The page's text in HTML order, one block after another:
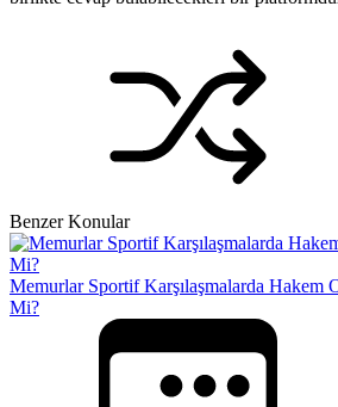
Benzer Konular
Memurlar Sportif Karşılaşmalarda Hakem
Mi?